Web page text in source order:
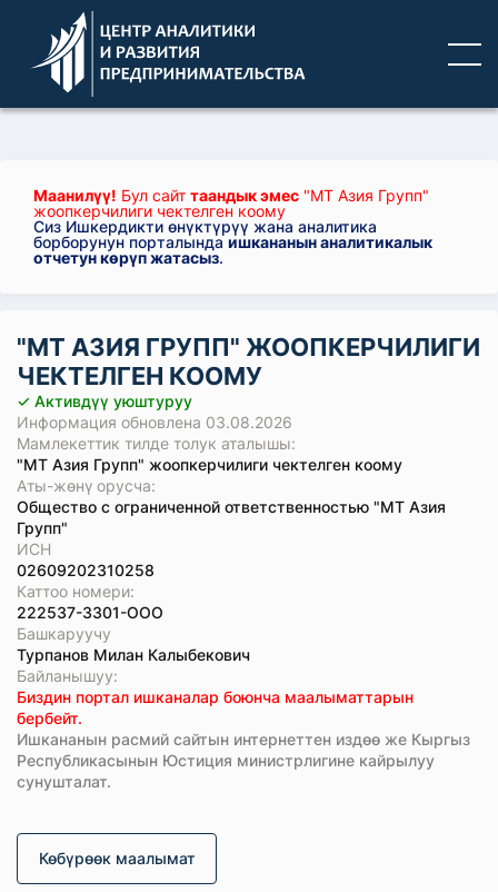
Маанилүү! Бул сайт таандык эмес "МТ Азия Групп"
жоопкерчилиги чектелген коому
Сиз Ишкердикти өнүктүрүү жана аналитика
борборунун порталындаишкананын аналитикалык
отчетун көрүп жатасыз.
"МТ АЗИЯ ГРУПП" ЖООПКЕРЧИЛИГИ
ЧЕКТЕЛГЕН КООМУ
✓ Активдүү уюштуруу
Информация обновлена 03.08.2026
Мамлекеттик тилде толук аталышы:
"МТ Азия Групп" жоопкерчилиги чектелген коому
Аты-жөнү орусча:
Общество с ограниченной ответственностью "МТ Азия
Групп"
ИСН
02609202310258
Каттоо номери:
222537-3301-ООО
Башкаруучу
Турпанов Милан Калыбекович
Байланышуу:
Биздин портал ишканалар боюнча маалыматтарын
бербейт.
Ишкананын расмий сайтын интернеттен издөө же Кыргыз
Республикасынын Юстиция министрлигине кайрылуу
сунушталат.
Көбүрөөк маалымат